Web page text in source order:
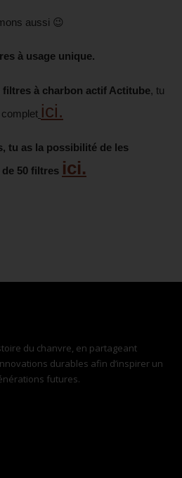
aussi 😉
à usage unique.
filtres à charbon actif Actitube, tu
ici.
tu as la possibilité de les
50 filtres ici.
du chanvre, en partageant
durables afin d’inspirer un
futures.